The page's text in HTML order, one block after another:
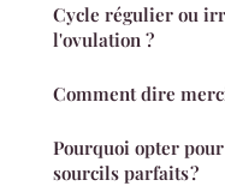
Cycle régulier ou
l'ovulation ?
Comment dire
Pourquoi opter
sourcils parfaits ?